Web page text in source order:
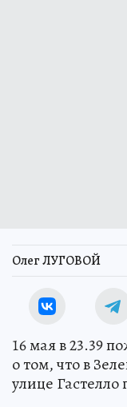
Олег ЛУГОВОЙ
16 мая в 23.39
о том, что в
улице Гастелло